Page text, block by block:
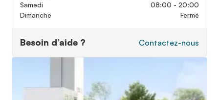
Samedi
08:00 - 20:00
Dimanche
Fermé
Besoin d’aide ? Contactez-nous